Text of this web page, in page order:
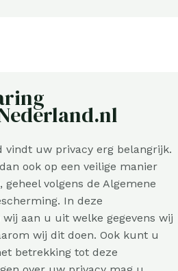
vindt uw privacy erg belangrijk.
ook op een veilige manier
volgens de Algemene
In deze
aan u uit welke gegevens wij
wij dit doen. Ook kunt u
betrekking tot deze